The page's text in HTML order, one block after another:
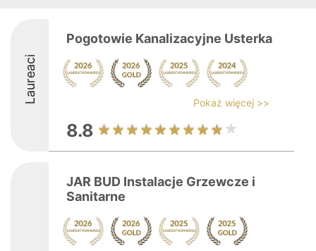
Laureaci
Pogotowie Kanalizacyjne Usterka
Pokaż więcej >>
8.8
JAR BUD Instalacje Grzewcze i
Sanitarne